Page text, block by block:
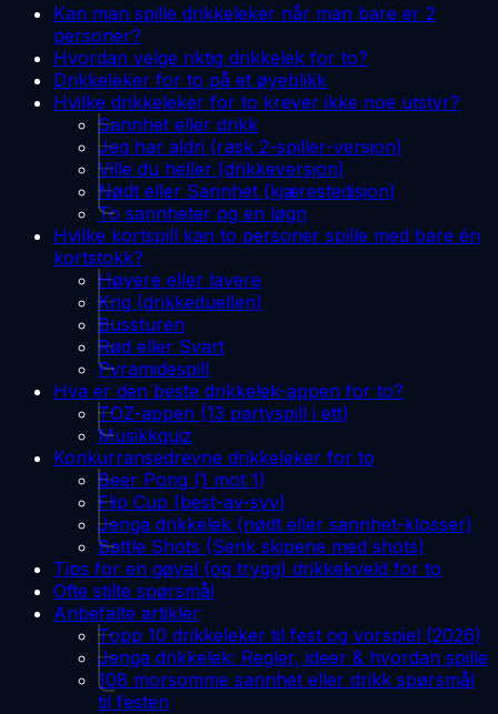
Kan man spille drikkeleker når man bare er 2
personer?
Hvordan velge riktig drikkelek for to?
Drikkeleker for to på et øyeblikk
Hvilke drikkeleker for to krever ikke noe utstyr?
Sannhet eller drikk
Jeg har aldri (rask 2-spiller-versjon)
Ville du heller (drikkeversjon)
Nødt eller Sannhet (kjærestedisjon)
To sannheter og en løgn
Hvilke kortspill kan to personer spille med bare én
kortstokk?
Høyere eller lavere
Krig (drikkeduellen)
Bussturen
Rød eller Svart
Pyramidespill
Hva er den beste drikkelek-appen for to?
TOZ-appen (13 partyspill i ett)
Musikkquiz
Konkurransedrevne drikkeleker for to
Beer Pong (1 mot 1)
Flip Cup (best-av-syv)
Jenga drikkelek (nødt eller sannhet-klosser)
Battle Shots (Senk skipene med shots)
Tips for en gøyal (og trygg) drikkekveld for to
Ofte stilte spørsmål
Anbefalte artikler
Topp 10 drikkeleker til fest og vorspiel (2026)
Jenga drikkelek: Regler, ideer & hvordan spille
108 morsomme sannhet eller drikk spørsmål
til festen